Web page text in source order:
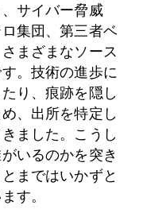
サイバー脅威
集団、第三者ベ
まざまなソース
。技術の進歩に
り、痕跡を隠し
、出所を特定し
ました。こうし
いるのかを突き
まではいかずと
す。